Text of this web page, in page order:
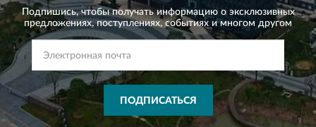
Подпишись, чтобы получать информацию о эксклюзивных
предложениях,поступлениях, событиях и многом другом
ПОДПИСАТЬСЯ